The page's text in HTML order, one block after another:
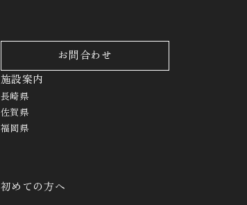
お問合わせ
施設案内
長崎県
佐賀県
福岡県
初めての方へ